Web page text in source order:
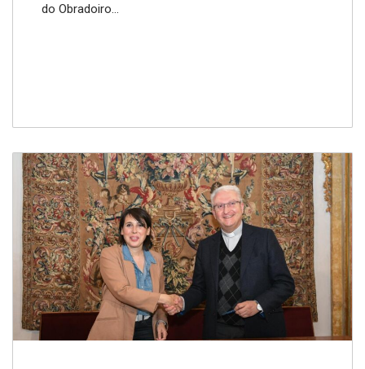
do Obradoiro...